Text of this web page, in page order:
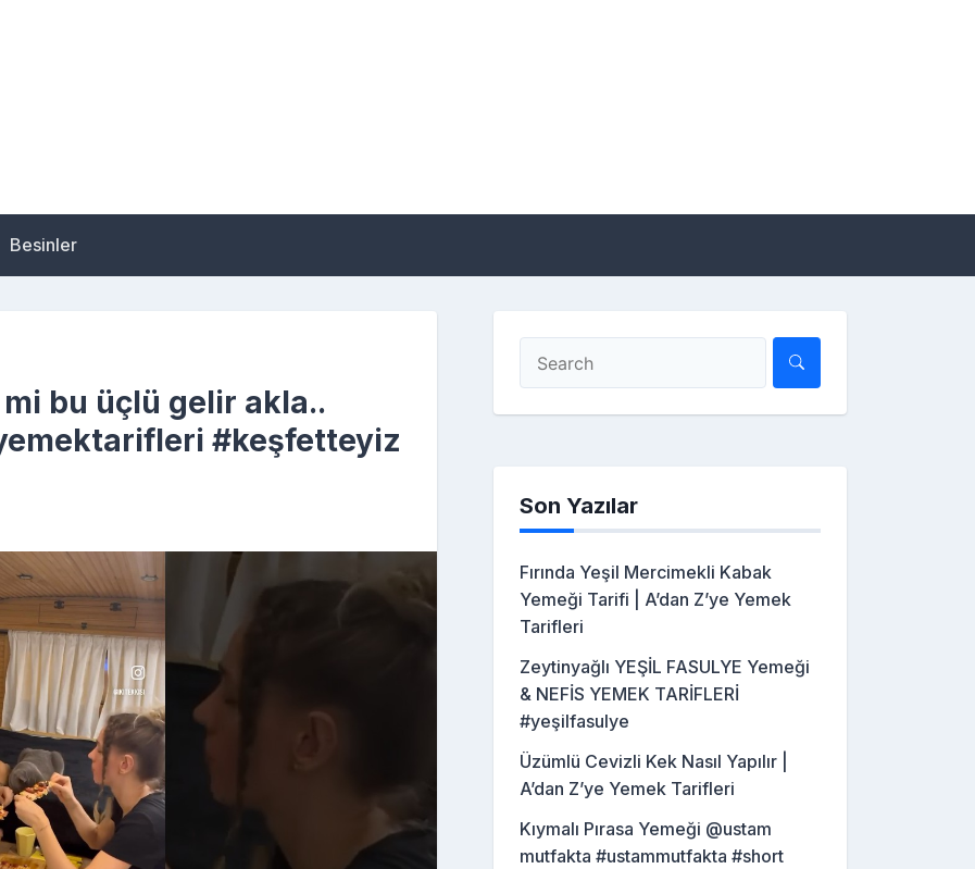
Besinler
bu üçlü gelir akla..
#keşfetteyiz
Son Yazılar
Fırında Yeşil Mercimekli Kabak
Yemeği Tarifi | A’dan Z’ye Yemek
Tarifleri
Zeytinyağlı YEŞİL FASULYE Yemeği
& NEFİS YEMEK TARİFLERİ
#yeşilfasulye
Üzümlü Cevizli Kek Nasıl Yapılır |
A’dan Z’ye Yemek Tarifleri
Kıymalı Pırasa Yemeği @ustam
mutfakta #ustammutfakta #short